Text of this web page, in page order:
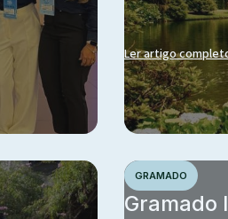
Ler artigo
GRAMADO
Gramado